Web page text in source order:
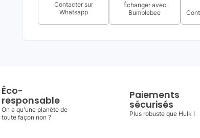
Contacter sur
Whatsapp
Échanger avec
Bumblebee
Éco-
responsable
On a qu'une planète de
toute façon non ?
Paiements
sécurisés
Plus robuste que Hulk !